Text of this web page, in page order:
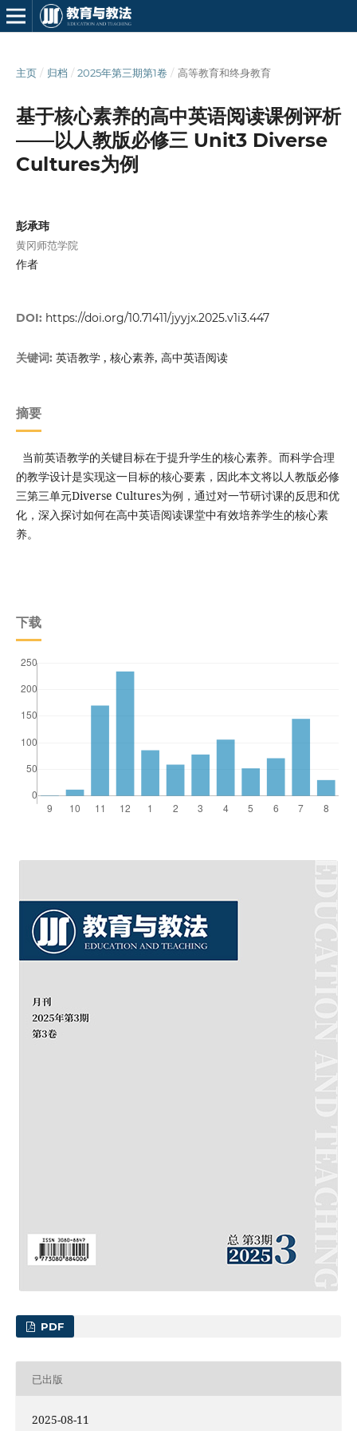
主页 / 归档 / 2025年第三期第1卷 / 高等教育和终身教育
基于核心素养的高中英语阅读课例评析
——以人教版必修三 Unit3 Diverse
Cultures为例
彭承玮
黄冈师范学院
作者
DOI: https://doi.org/10.71411/jyyjx.2025.v1i3.447
关键词: 英语教学 , 核心素养, 高中英语阅读
摘要
当前英语教学的关键目标在于提升学生的核心素养。而科学合理
的教学设计是实现这一目标的核心要素，因此本文将以人教版必修
三第三单元Diverse Cultures为例，通过对一节研讨课的反思和优
化，深入探讨如何在高中英语阅读课堂中有效培养学生的核心素
养。
下载
PDF
已出版
2025-08-11